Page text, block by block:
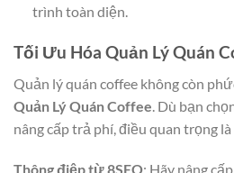
trình toàn diện.
Tối Ưu Hóa Quản Lý Quán
Quản lý quán coffee không còn
Quản Lý Quán Coffee . Dù bạn
nâng cấp trả phí, điều quan trọng
Thông điệp từ 8SEO: Hãy nâng